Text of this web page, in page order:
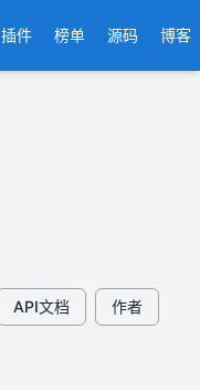
插件 榜单 源码 博客
API文档 作者